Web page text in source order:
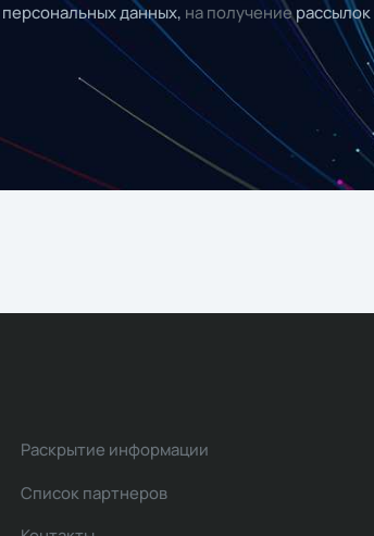
персональных данных, на получениерассылок
Раскрытие информации
Список партнеров